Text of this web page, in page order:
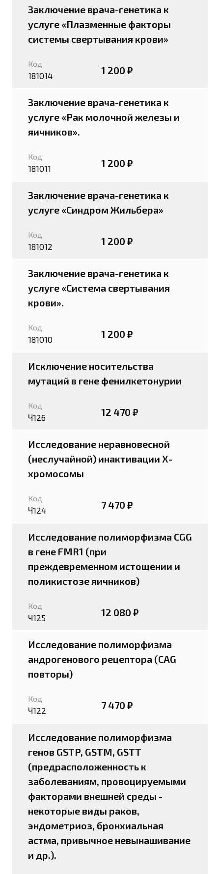
Заключение врача-генетика к
услуге «Плазменные факторы
системы свертывания крови»
Код
181014 1 200 ₽
Заключение врача-генетика к
услуге «Рак молочной железы и
яичников».
Код
181011 1 200 ₽
Заключение врача-генетика к
услуге «Синдром Жильбера»
Код
181012 1 200 ₽
Заключение врача-генетика к
услуге «Система свертывания
крови».
Код
181010 1 200 ₽
Исключение носительства
мутаций в гене фенилкетонурии
Код
Ч126 12 470 ₽
Исследование неравновесной
(неслучайной) инактивации Х-
хромосомы
Код
Ч124 7 470 ₽
Исследование полиморфизма CGG
в гене FMR1 (при
преждевременном истощении и
поликистозе яичников)
Код
Ч125 12 080 ₽
Исследование полиморфизма
андрогенового рецептора (CAG
повторы)
Код
Ч122 7 470 ₽
Исследование полиморфизма
генов GSTP, GSTM, GSTT
(предрасположенность к
заболеваниям, провоцируемыми
факторами внешней среды -
некоторые виды раков,
эндометриоз, бронхиальная
астма, привычное невынашивание
и др.).